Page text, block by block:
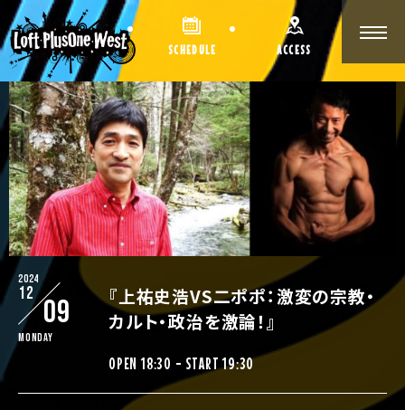
SCHEDULE ACCESS
2024
12
09
Monday
『上祐史浩VS二ポポ：激変の宗教・
カルト・政治を激論！』
OPEN 18:30 - START 19:30